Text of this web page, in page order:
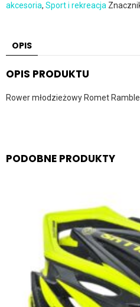
akcesoria, Sport i rekreacja
OPIS
OPIS PRODUKTU
Rower młodzieżowy Romet
PODOBNE PRODUKTY